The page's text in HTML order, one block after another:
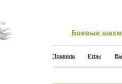
Боевые
Правила Игры